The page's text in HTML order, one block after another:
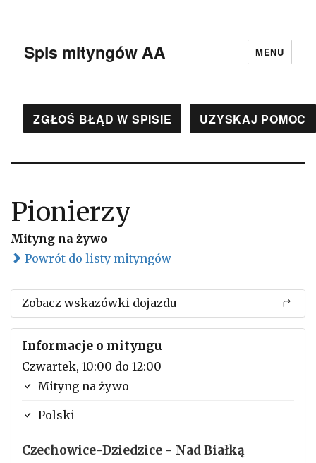
Spis mityngów AA MENU
ZGŁOŚ BŁĄD W SPISIE UZYSKAJ POMOC
Pionierzy
Mityng na żywo
Powrót do listy mityngów
Zobacz wskazówki dojazdu
Informacje o mityngu
Czwartek, 10:00 do 12:00
Mityng na żywo
Polski
Czechowice-Dziedzice - Nad Białką